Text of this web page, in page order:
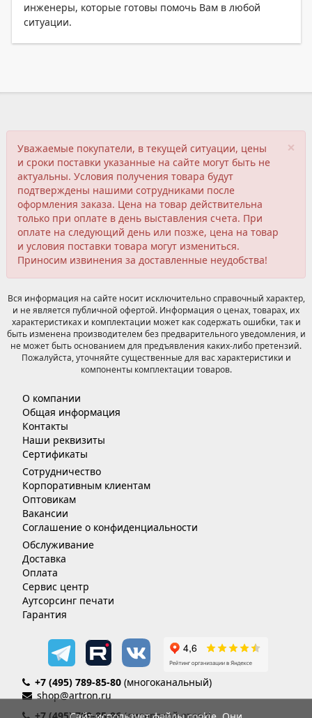
инженеры, которые готовы помочь Вам в любой
ситуации.
×
Уважаемые покупатели, в текущей ситуации, цены
и сроки поставки указанные на сайте могут быть не
актуальны. Условия получения товара будут
подтверждены нашими сотрудниками после
оформления заказа. Цена на товар действительна
только при оплате в день выставления счета. При
оплате на следующий день или позже, цена на товар
и условия поставки товара могут измениться.
Приносим извинения за доставленные неудобства!
Вся информация на сайте носит исключительно справочный характер,
и не является публичной офертой. Информация о ценах, товарах, их
характеристиках и комплектации может как содержать ошибки, так и
быть изменена производителем без предварительного уведомления, и
не может быть основанием для предъявления каких-либо претензий.
Пожалуйста, уточняйте существенные для вас характеристики и
компоненты комплектации товаров.
О компании
Общая информация
Контакты
Наши реквизиты
Сертификаты
Сотрудничество
Корпоративным клиентам
Оптовикам
Вакансии
Соглашение о конфиденциальности
Обслуживание
Доставка
Оплата
Сервис центр
Аутсорсинг печати
Гарантия
+7 (495) 789-85-80 (многоканальный)
shop@artron.ru